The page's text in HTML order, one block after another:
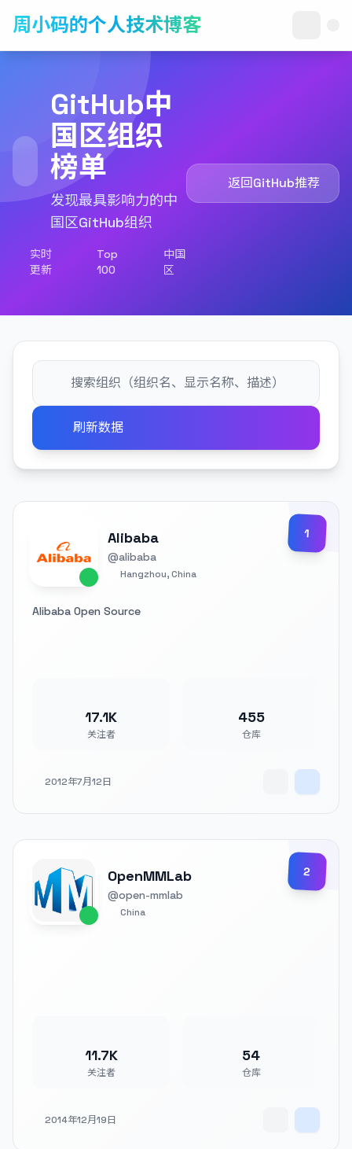
周小码的个人技术博客
GitHub中
国区组织
榜单
发现最具影响力的中
国区GitHub组织
实时
更新
Top
100
中国
区
返回GitHub推荐
刷新数据
1
Alibaba
@alibaba
Hangzhou, China
Alibaba Open Source
17.1K
关注者
455
仓库
2012年7月12日
2
OpenMMLab
@open-mmlab
China
11.7K
关注者
54
仓库
2014年12月19日